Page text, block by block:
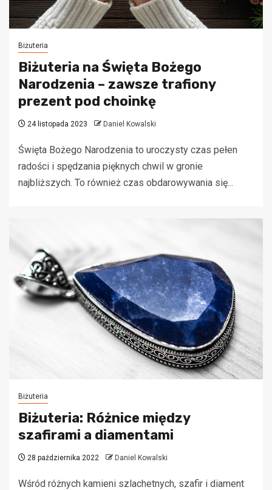
Biżuteria
Biżuteria na Święta Bożego
Narodzenia – zawsze trafiony
prezent pod choinkę
24 listopada 2023 Daniel Kowalski
Święta Bożego Narodzenia to uroczysty czas pełen
radości i spędzania pięknych chwil w gronie
najbliższych. To również czas obdarowywania się...
Biżuteria
Biżuteria: Różnice między
szafirami a diamentami
28 października 2022 Daniel Kowalski
Wśród różnych kamieni szlachetnych, szafir i diament